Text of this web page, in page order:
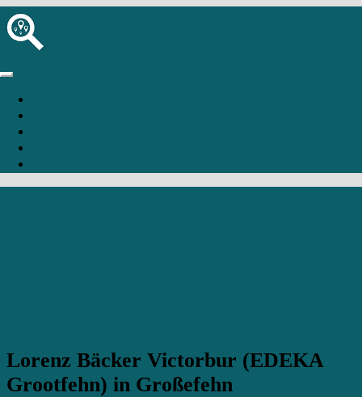
Lorenz Bäcker Victorbur (EDEKA
Grootfehn) in Großefehn